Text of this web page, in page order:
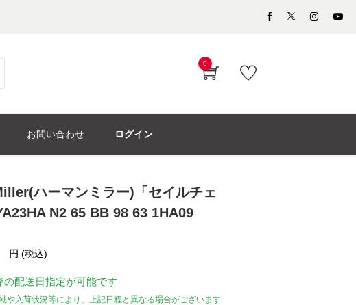
0
お問い合わせ ログイン
ハーマンミラー)「セイルチェ
N2 65 BB 98 63 1HA09
円 (税込)
の配送日指定が可能です
や入荷状況等により、上記日程と異なる場合がございます